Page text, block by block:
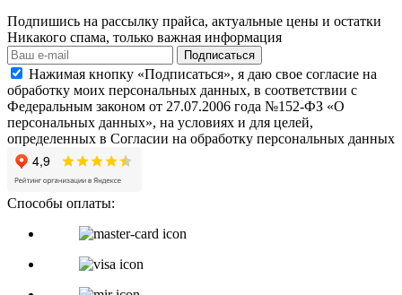
Подпишись на рассылку прайса, актуальные цены и остатки
Никакого спама, только важная информация
Подписаться
Нажимая кнопку «Подписаться», я даю свое согласие на
обработку моих персональных данных, в соответствии с
Федеральным законом от 27.07.2006 года №152-ФЗ «О
персональных данных», на условиях и для целей,
определенных в Согласии на обработку персональных данных
Способы оплаты: